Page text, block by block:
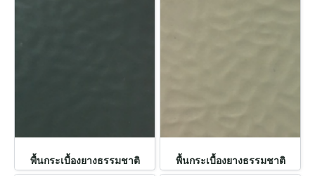
พื้นกระเบื้องยางธรรมชาติ พื้นกระเบื้องยางธรรมชาติ